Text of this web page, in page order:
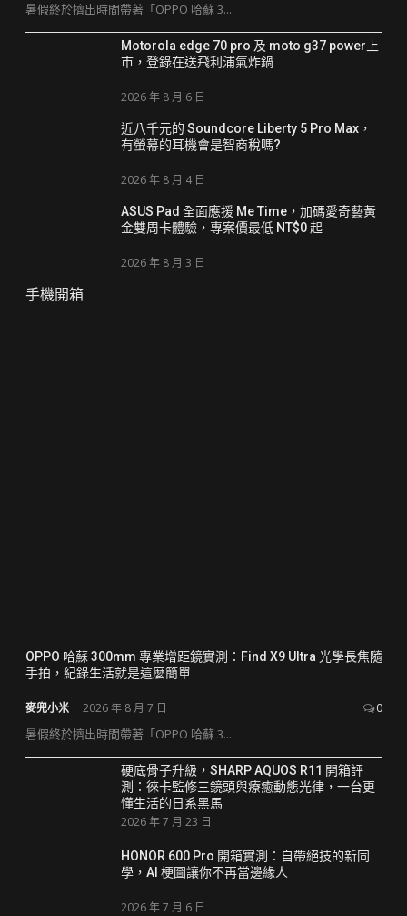
暑假終於擠出時間帶著「OPPO 哈蘇 3...
Motorola edge 70 pro 及 moto g37 power上
市，登錄在送飛利浦氣炸鍋
2026 年 8 月 6 日
近八千元的 Soundcore Liberty 5 Pro Max，
有螢幕的耳機會是智商稅嗎?
2026 年 8 月 4 日
ASUS Pad 全面應援 Me Time，加碼愛奇藝黃
金雙周卡體驗，專案價最低 NT$0 起
2026 年 8 月 3 日
手機開箱
OPPO 哈蘇 300mm 專業增距鏡實測：Find X9 Ultra 光學長焦隨
手拍，紀錄生活就是這麼簡單
麥兜小米 2026 年 8 月 7 日 0
暑假終於擠出時間帶著「OPPO 哈蘇 3...
硬底骨子升級，SHARP AQUOS R11 開箱評
測：徠卡監修三鏡頭與療癒動態光律，一台更
懂生活的日系黑馬
2026 年 7 月 23 日
HONOR 600 Pro 開箱實測：自帶絕技的新同
學，AI 梗圖讓你不再當邊緣人
2026 年 7 月 6 日